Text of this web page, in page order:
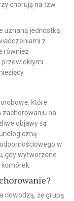
chorują na tzw.
uznaną jednostką
z
również
które
zachorowaniu na
objawy są
w
gdy wytworzone
komórek.
dowodzą, że grupą